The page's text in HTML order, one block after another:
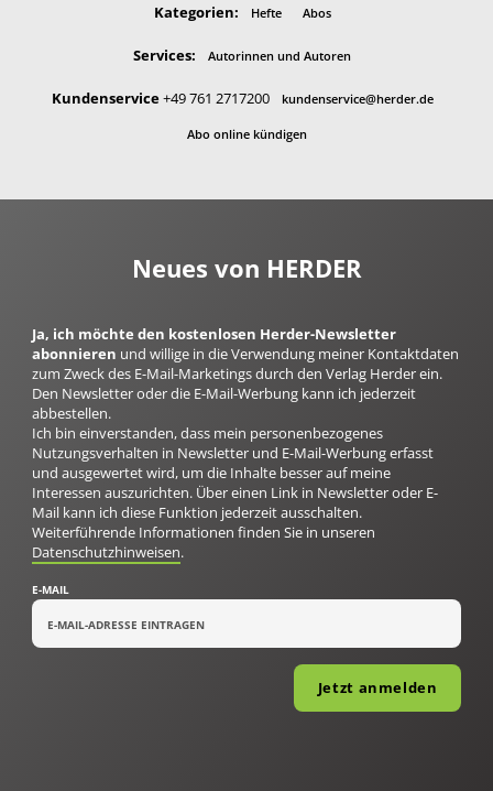
Kategorien: Hefte Abos
Services: Autorinnen und Autoren
Kundenservice+49 761 2717200 kundenservice@herder.de
Abo online kündigen
Neues von HERDER
Ja, ich möchte den kostenlosen Herder-Newsletter
abonnieren und willige in die Verwendung meiner Kontaktdaten
zum Zweck des E-Mail-Marketings durch den Verlag Herder ein.
Den Newsletter oder die E-Mail-Werbung kann ich jederzeit
abbestellen.
Ich bin einverstanden, dass mein personenbezogenes
Nutzungsverhalten in Newsletter und E-Mail-Werbung erfasst
und ausgewertet wird, um die Inhalte besser auf meine
Interessen auszurichten. Über einen Link in Newsletter oder E-
Mail kann ich diese Funktion jederzeit ausschalten.
Weiterführende Informationen finden Sie in unseren
Datenschutzhinweisen.
E-MAIL
Jetzt anmelden